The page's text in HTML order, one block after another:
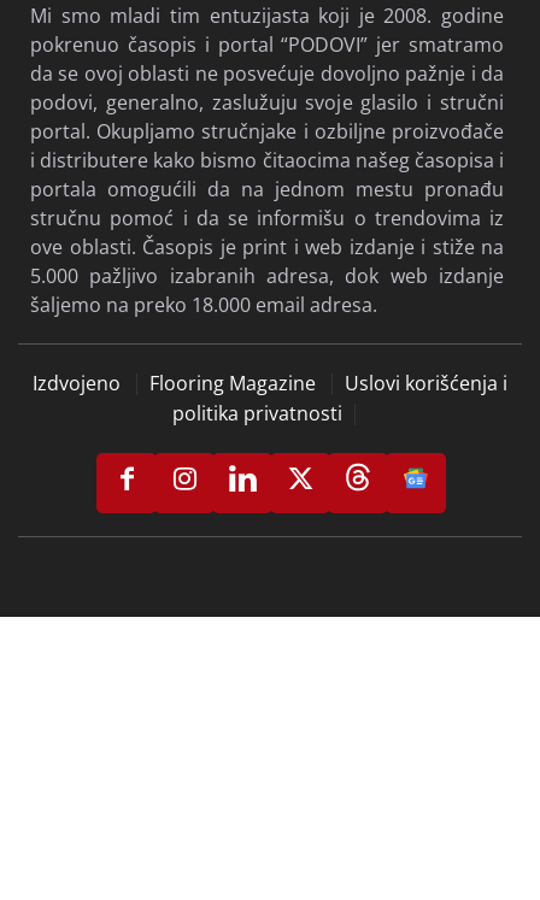
Mi smo mladi tim entuzijasta koji je 2008. godine
pokrenuo časopis i portal “PODOVI” jer smatramo
da se ovoj oblasti ne posvećuje dovoljno pažnje i da
podovi, generalno, zaslužuju svoje glasilo i stručni
portal. Okupljamo stručnjake i ozbiljne proizvođače
i distributere kako bismo čitaocima našeg časopisa i
portala omogućili da na jednom mestu pronađu
stručnu pomoć i da se informišu o trendovima iz
ove oblasti. Časopis je print i web izdanje i stiže na
5.000 pažljivo izabranih adresa, dok web izdanje
šaljemo na preko 18.000 email adresa.
Izdvojeno Flooring Magazine
Uslovi korišćenja i
politika privatnosti